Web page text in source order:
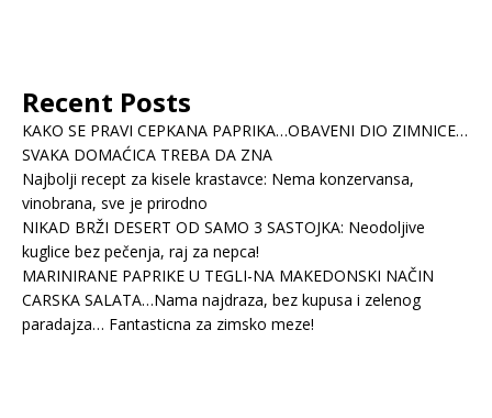
Recent Posts
KAKO SE PRAVI CEPKANA PAPRIKA…OBAVENI DIO ZIMNICE…
SVAKA DOMAĆICA TREBA DA ZNA
Najbolji recept za kisele krastavce: Nema konzervansa,
vinobrana, sve je prirodno
NIKAD BRŽI DESERT OD SAMO 3 SASTOJKA: Neodoljive
kuglice bez pečenja, raj za nepca!
MARINIRANE PAPRIKE U TEGLI-NA MAKEDONSKI NAČIN
CARSKA SALATA…Nama najdraza, bez kupusa i zelenog
paradajza… Fantasticna za zimsko meze!